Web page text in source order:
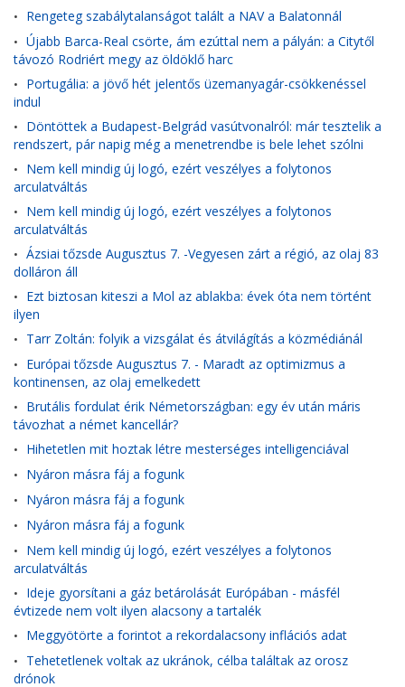
• Rengeteg szabálytalanságot talált a NAV a Balatonnál
• Újabb Barca-Real csörte, ám ezúttal nem a pályán: a Citytől
távozó Rodriért megy az öldöklő harc
• Portugália: a jövő hét jelentős üzemanyagár-csökkenéssel
indul
• Döntöttek a Budapest-Belgrád vasútvonalról: már tesztelik a
rendszert, pár napig még a menetrendbe is bele lehet szólni
• Nem kell mindig új logó, ezért veszélyes a folytonos
arculatváltás
• Nem kell mindig új logó, ezért veszélyes a folytonos
arculatváltás
• Ázsiai tőzsde Augusztus 7. -Vegyesen zárt a régió, az olaj 83
dolláron áll
• Ezt biztosan kiteszi a Mol az ablakba: évek óta nem történt
ilyen
• Tarr Zoltán: folyik a vizsgálat és átvilágítás a közmédiánál
• Európai tőzsde Augusztus 7. - Maradt az optimizmus a
kontinensen, az olaj emelkedett
• Brutális fordulat érik Németországban: egy év után máris
távozhat a német kancellár?
• Hihetetlen mit hoztak létre mesterséges intelligenciával
• Nyáron másra fáj a fogunk
• Nyáron másra fáj a fogunk
• Nyáron másra fáj a fogunk
• Nem kell mindig új logó, ezért veszélyes a folytonos
arculatváltás
• Ideje gyorsítani a gáz betárolását Európában - másfél
évtizede nem volt ilyen alacsony a tartalék
• Meggyötörte a forintot a rekordalacsony inflációs adat
• Tehetetlenek voltak az ukránok, célba találtak az orosz
drónok